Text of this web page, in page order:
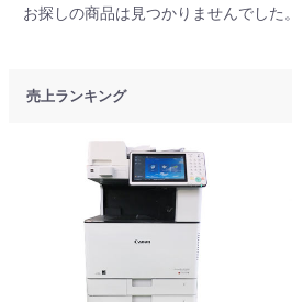
お探しの商品は見つかりませんでした。
売上ランキング